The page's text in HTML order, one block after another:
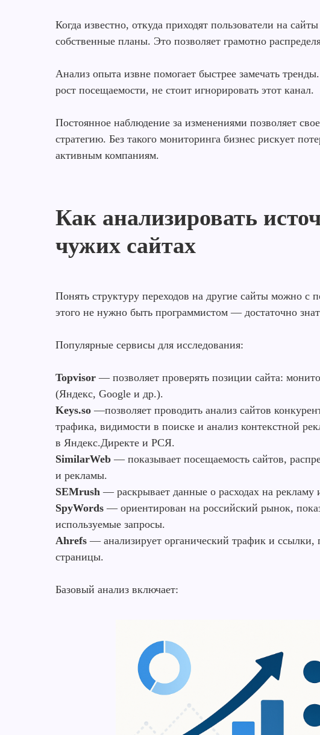
Когда известно, откуда приходят пользователи на
собственные планы. Это позволяет грамотно
Анализ опыта извне помогает быстрее замечать
рост посещаемости, не стоит игнорировать этот канал.
Постоянное наблюдение за изменениями позволяет
стратегию. Без такого мониторинга бизнес рискует
активным компаниям.
Как анализировать
чужих сайтах
Понять структуру переходов на другие сайты можно
этого не нужно быть программистом — достаточно
Популярные сервисы для исследования:
Topvisor — позволяет проверять позиции сайта:
(Яндекс, Google и др.).
Keys.so —позволяет проводить анализ сайтов
трафика, видимости в поиске и анализ контекстной
в Яндекс.Директе и РСЯ.
SimilarWeb — показывает посещаемость сайтов,
и рекламы.
SEMrush — раскрывает данные о расходах на рекламу
SpyWords — ориентирован на российский рынок,
используемые запросы.
Ahrefs — анализирует органический трафик и ссылки,
страницы.
Базовый анализ включает: